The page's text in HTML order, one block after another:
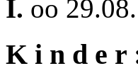
I. oo
K i n d e r